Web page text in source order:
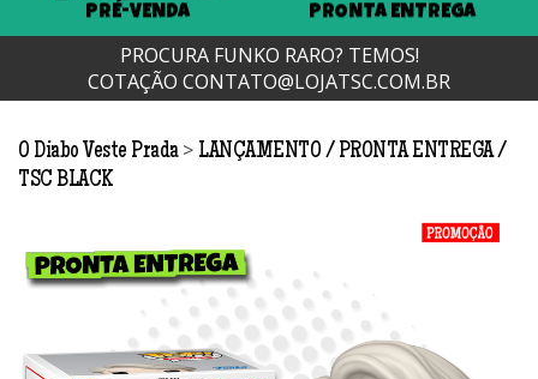
PRÉ-VENDA PRONTA ENTREGA
PROCURA FUNKO RARO? TEMOS!
COTAÇÃO CONTATO@LOJATSC.COM.BR
O Diabo Veste Prada > LANÇAMENTO
PRONTA ENTREGA
TSC BLACK